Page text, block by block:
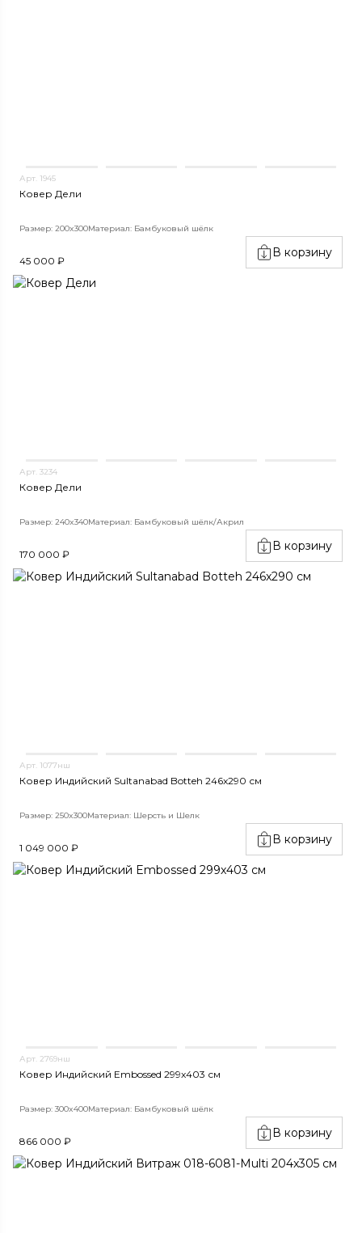
Арт. 1945
Ковер Дели
Размер: 200x300Материал: Бамбуковый шёлк
45 000 ₽
В корзину
Арт. 3234
Ковер Дели
Размер: 240x340Материал: Бамбуковый шёлк/Акрил
170 000 ₽
В корзину
Арт. 1077нш
Ковер Индийский Sultanabad Botteh 246x290 см
Размер: 250x300Материал: Шерсть и Шелк
1 049 000 ₽
В корзину
Арт. 2769нш
Ковер Индийский Embossed 299x403 см
Размер: 300x400Материал: Бамбуковый шёлк
866 000 ₽
В корзину